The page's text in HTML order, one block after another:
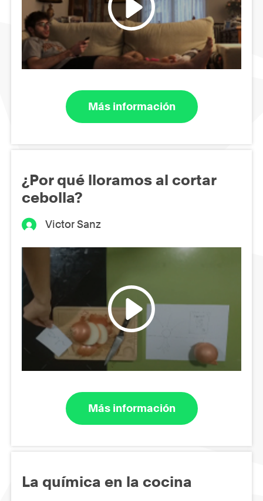
Más información
¿Por qué lloramos al cortar
cebolla?
Victor Sanz
Más información
La química en la cocina